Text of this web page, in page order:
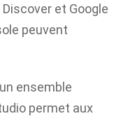
et Google
peuvent
ensemble
permet aux